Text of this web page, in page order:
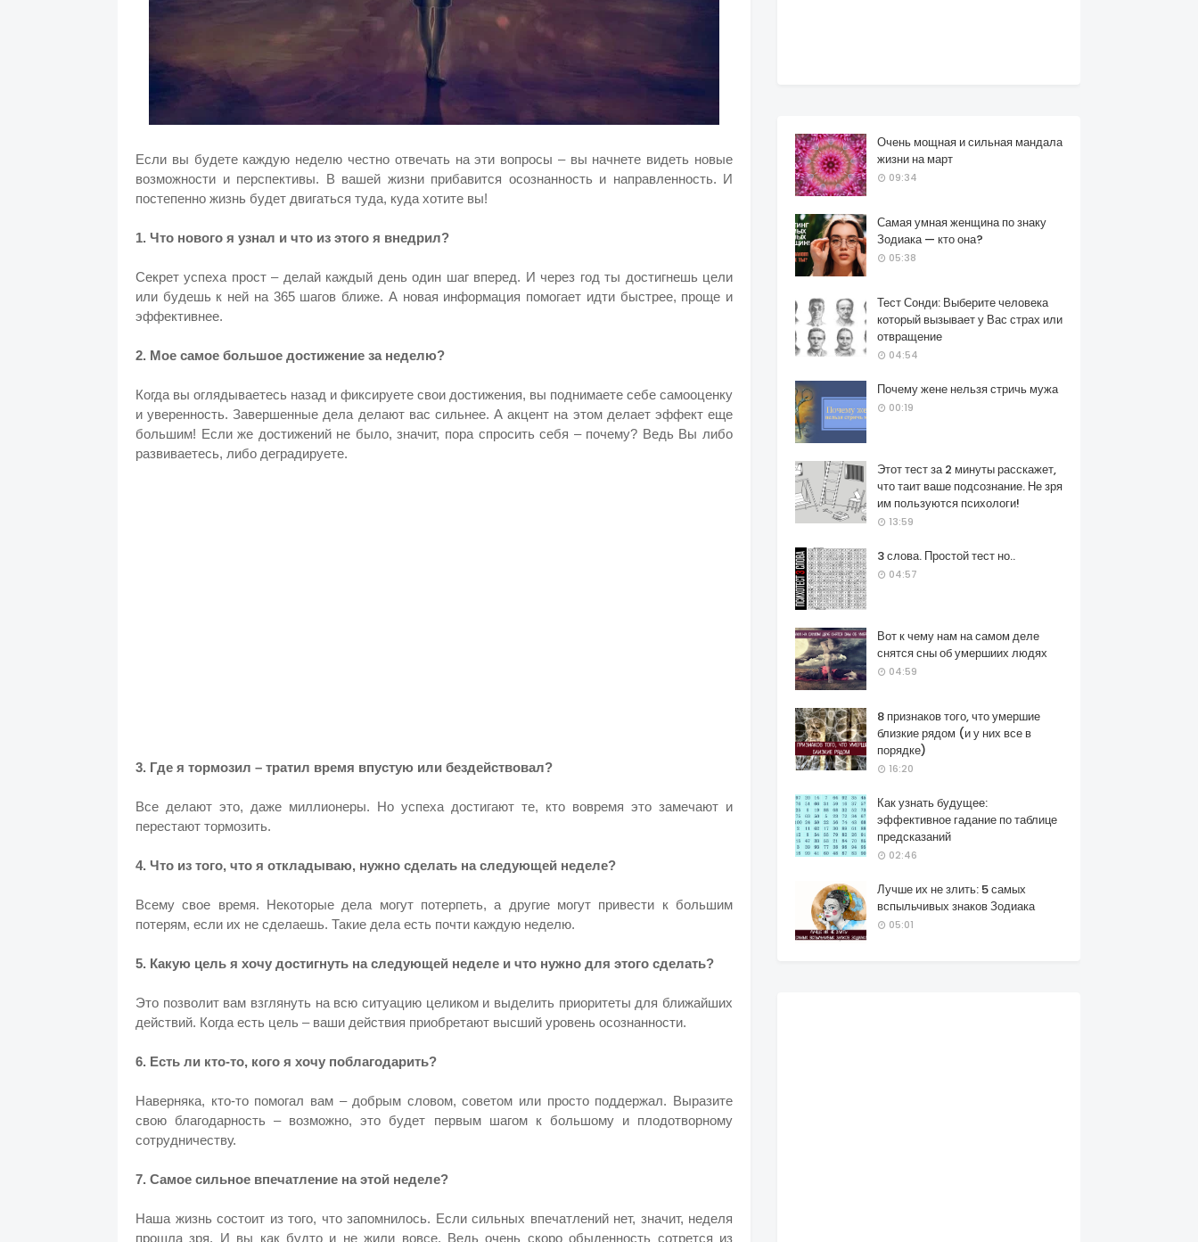
Если вы будете каждую неделю честно отвечать на эти вопросы – вы начнете видеть новые
возможности и перспективы. В вашей жизни прибавится осознанность и направленность. И
постепенно жизнь будет двигаться туда, куда хотите вы!
1. Что нового я узнал и что из этого я внедрил?
Секрет успеха прост – делай каждый день один шаг вперед. И через год ты достигнешь цели
или будешь к ней на 365 шагов ближе. А новая информация помогает идти быстрее, проще и
эффективнее.
2. Мое самое большое достижение за неделю?
Когда вы оглядываетесь назад и фиксируете свои достижения, вы поднимаете себе самооценку
и уверенность. Завершенные дела делают вас сильнее. А акцент на этом делает эффект еще
большим! Если же достижений не было, значит, пора спросить себя – почему? Ведь Вы либо
развиваетесь, либо деградируете.
3. Где я тормозил – тратил время впустую или бездействовал?
Все делают это, даже миллионеры. Но успеха достигают те, кто вовремя это замечают и
перестают тормозить.
4. Что из того, что я откладываю, нужно сделать на следующей неделе?
Всему свое время. Некоторые дела могут потерпеть, а другие могут привести к большим
потерям, если их не сделаешь. Такие дела есть почти каждую неделю.
5. Какую цель я хочу достигнуть на следующей неделе и что нужно для этого сделать?
Это позволит вам взглянуть на всю ситуацию целиком и выделить приоритеты для ближайших
действий. Когда есть цель – ваши действия приобретают высший уровень осознанности.
6. Есть ли кто-то, кого я хочу поблагодарить?
Наверняка, кто-то помогал вам – добрым словом, советом или просто поддержал. Выразите
свою благодарность – возможно, это будет первым шагом к большому и плодотворному
сотрудничеству.
7. Самое сильное впечатление на этой неделе?
Наша жизнь состоит из того, что запомнилось. Если сильных впечатлений нет, значит, неделя
прошла зря. И вы как будто и не жили вовсе. Ведь очень скоро обыденность сотрется из
Очень мощная и сильная мандала
жизни на март
09:34
Самая умная женщина по знаку
Зодиака — кто она?
05:38
Тест Сонди: Выберите человека
который вызывает у Вас страх или
отвращение
04:54
Почему жене нельзя стричь мужа
00:19
Этот тест за 2 минуты расскажет,
что таит ваше подсознание. Не зря
им пользуются психологи!
13:59
3 слова. Простой тест но..
04:57
Вот к чему нам на самом деле
снятся сны об умершиих людях
04:59
8 признаков того, что умершие
близкие рядом (и у них все в
порядке)
16:20
Как узнать будущее:
эффективное гадание по таблице
предсказаний
02:46
Лучше их не злить: 5 самых
вспыльчивых знаков Зодиака
05:01